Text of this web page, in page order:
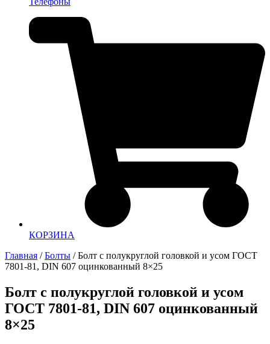
КОРЗИНА
Главная /Болты / Болт с полукруглой головкой и усом ГОСТ
7801-81, DIN 607 оцинкованный 8×25
Болт с полукруглой головкой и усом
ГОСТ 7801-81, DIN 607 оцинкованный
8×25